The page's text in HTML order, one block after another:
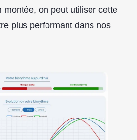
montée, on peut utiliser cette
plus performant dans nos